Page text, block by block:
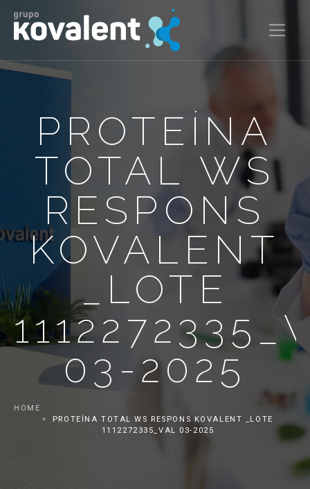
PROTEÍNA
TOTAL WS
RESPONS
KOVALENT
_LOTE
03-2025
HOME
PROTEÍNA TOTAL WS RESPONS KOVALENT _LOTE
1112272335_VAL 03-2025